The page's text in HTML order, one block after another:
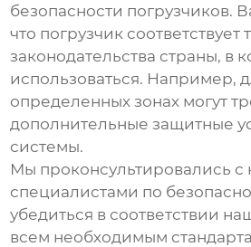
безопасности погрузчиков.
что погрузчик
законодательства страны, в
использоваться. Например,
определенных зонах могут
дополнительные защитные
системы.
Мы проконсультировались
специалистами по
убедиться в соответствии
всем необходимым